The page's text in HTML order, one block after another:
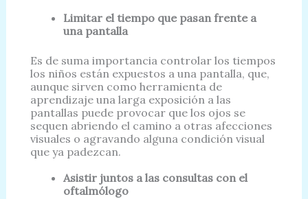
Limitar el tiempo que pasan frente a
una pantalla
Es de suma importancia controlar los tiempos
los niños están expuestos a una pantalla, que,
aunque sirven como herramienta de
aprendizaje una larga exposición a las
pantallas puede provocar que los ojos se
sequen abriendo el camino a otras afecciones
visuales o agravando alguna condición visual
que ya padezcan.
Asistir juntos a las consultas con el
oftalmólogo